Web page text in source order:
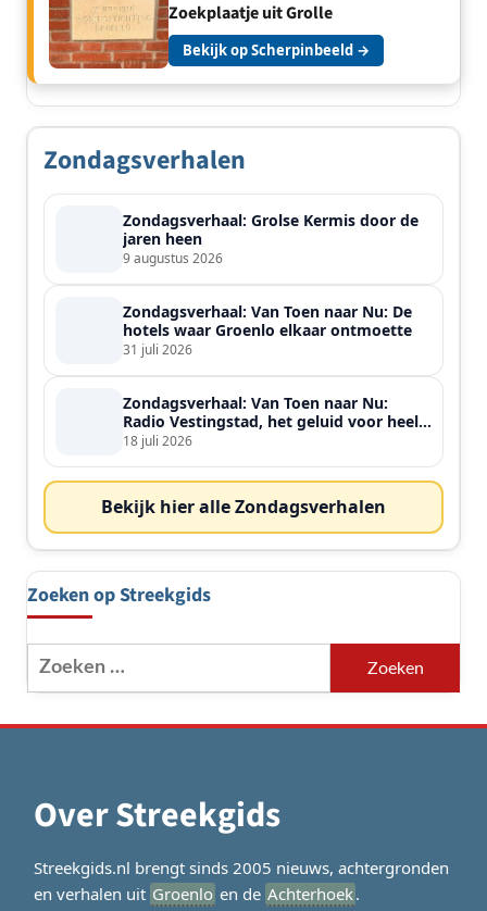
Zoekplaatje uit Grolle
Bekijk op Scherpinbeeld →
Zondagsverhalen
Zondagsverhaal: Grolse Kermis door de
jaren heen
9 augustus 2026
Zondagsverhaal: Van Toen naar Nu: De
hotels waar Groenlo elkaar ontmoette
31 juli 2026
Zondagsverhaal: Van Toen naar Nu:
Radio Vestingstad, het geluid voor heel
de streek
18 juli 2026
Bekijk hier alle Zondagsverhalen
Zoeken op Streekgids
Zoeken
naar:
Over Streekgids
Streekgids.nl brengt sinds 2005 nieuws, achtergronden
en verhalen uit Groenlo en de Achterhoek.